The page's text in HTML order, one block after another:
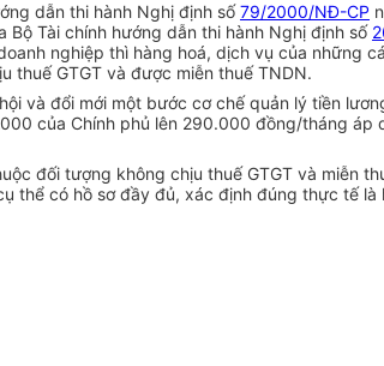
dẫn thi hành Nghị định số79/2000/NĐ-CP
Bộ Tài chính hướng dẫn thi hành Nghị định số
nghiệp thì hàng hoá, dịch vụ của những
thuế GTGT và được miễn thuế TNDN.
và đổi mới một bước cơ chế quản lý tiền
của Chính phủ lên 290.000 đồng/tháng
đối tượng không chịu thuế GTGT và miễn
có hồ sơ đầy đủ, xác định đúng thực tế